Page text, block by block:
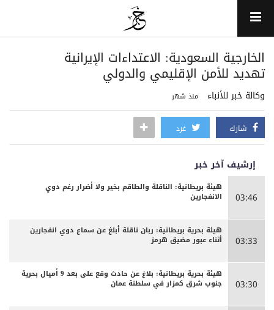
الخارجية السعودية: الاعتداءات الإيرانية
تهديد للأمن الإقليمي والدولي
وكالة خبر للأنباء منذ شهر
شارك غرد
إرشيف آخر خبر
03:46
هيئة بريطانية: الناقلة والطاقم بخير ولا أضرار رغم دوي
الانفجارين
03:33
هيئة بحرية بريطانية: ربان ناقلة أبلغ عن سماع دوي انفجارين
أثناء عبور مضيق هرمز
03:30
هيئة بحرية بريطانية: بلاغ عن حادث وقع على بعد 9 أميال بحرية
جنوب شرق كمزار في سلطنة عمان